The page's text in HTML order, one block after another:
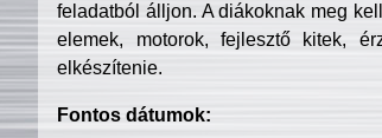
feladatból álljon. A diákoknak meg
elemek, motorok, fejlesztő kitek,
elkészítenie.
Fontos dátumok: